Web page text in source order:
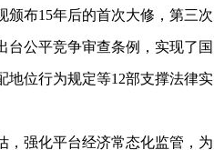
颁布15年后的首次大修，第三次
台公平竞争审查条例，实现了国
地位行为规定等12部支撑法律实
，强化平台经济常态化监管，为